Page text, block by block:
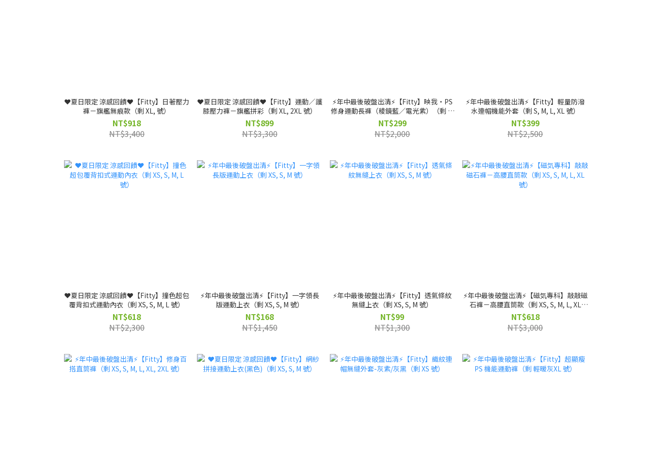
❤️夏日限定 涼感回饋❤️【Fitty】日著壓力
褲－旗艦無痕款（剩 XL, 號）
NT$918
NT$3,400
❤️夏日限定 涼感回饋❤️【Fitty】運動／護
膝壓力褲－旗艦拼彩（剩 XL, 2XL 號）
NT$899
NT$3,300
⚡️年中最後破盤出清⚡️【Fitty】映我・PS
修身運動長褲（稜鏡藍／電光紫）（剩 L,
XL 號）
NT$299
NT$2,000
⚡️年中最後破盤出清⚡️【Fitty】輕量防潑
水連帽機能外套（剩 S, M, L, XL 號）
NT$399
NT$2,500
❤️夏日限定 涼感回饋❤️【Fitty】撞色超包
覆背扣式運動內衣（剩 XS, S, M, L 號）
NT$618
NT$2,300
⚡️年中最後破盤出清⚡️【Fitty】一字領長
版運動上衣（剩 XS, S, M 號）
NT$168
NT$1,450
⚡️年中最後破盤出清⚡️【Fitty】透氣條紋
無縫上衣（剩 XS, S, M 號）
NT$99
NT$1,300
⚡️年中最後破盤出清⚡️【磁気專科】敲敲磁
石褲－高腰直筒款（剩 XS, S, M, L, XL
號）
NT$618
NT$3,000